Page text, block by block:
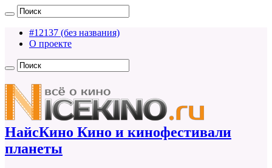
#12137 (без названия)
О проекте
НайсКино Кино и кинофестивали
планеты